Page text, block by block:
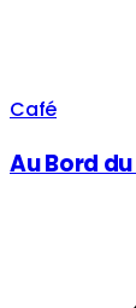
Café
Au Bord